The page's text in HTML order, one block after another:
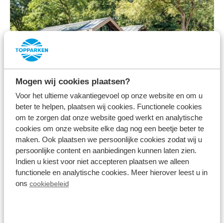
Mogen wij cookies plaatsen?
Voor het ultieme vakantiegevoel op onze website en om u
beter te helpen, plaatsen wij cookies. Functionele cookies
om te zorgen dat onze website goed werkt en analytische
cookies om onze website elke dag nog een beetje beter te
maken. Ook plaatsen we persoonlijke cookies zodat wij u
persoonlijke content en aanbiedingen kunnen laten zien.
Indien u kiest voor niet accepteren plaatsen we alleen
functionele en analytische cookies. Meer hierover leest u in
ons cookiebeleid
8.5
Juni
Lodge Royal Eco 4
personen Wellness
(Hottub)
Résidence Lage Vuursche
Lage Vuursche, Utrecht